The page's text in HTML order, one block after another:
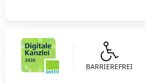
BARRIEREFREI